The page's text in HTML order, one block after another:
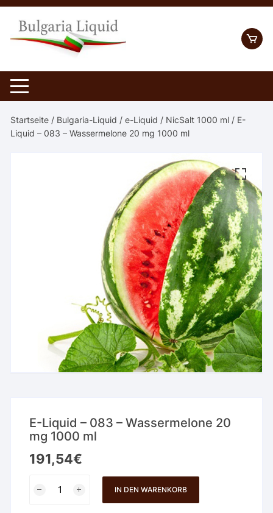
Skip
content
Startseite / Bulgaria-Liquid /e-Liquid / NicSalt 1000 ml / E-
Liquid – 083 – Wassermelone 20 mg 1000 ml
E-Liquid – 083 – Wassermelone 20
mg 1000 ml
191,54€
IN DEN WARENKORB